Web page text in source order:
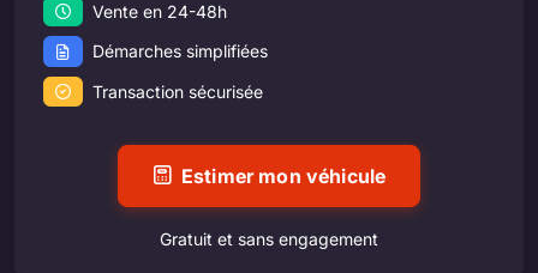
Vente en 24-48h
Démarches simplifiées
Transaction sécurisée
Estimer mon véhicule
Gratuit et sans engagement